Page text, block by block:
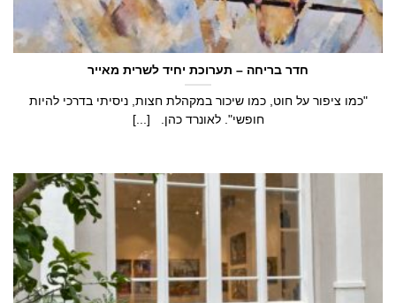
חדר בריחה – תערוכת יחיד לשרית מאייר
"כמו ציפור על חוט, כמו שיכור במקהלת חצות, ניסיתי בדרכי להיות
חופשי". לאונרד כהן. [...]